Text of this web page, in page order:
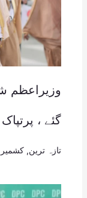
وزیراعظم
گئے ،
تازہ ترین کشمیر